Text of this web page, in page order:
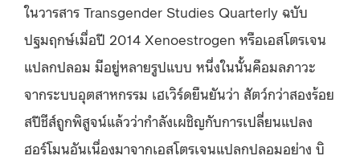
ในวารสาร Transgender Studies Quarterly ฉบับ
ปฐมฤกษ์เมื่อปี 2014 Xenoestrogen หรือเอสโตรเจน
แปลกปลอม มีอยู่หลายรูปแบบ หนึ่งในนั้นคือมลภาวะ
จากระบบอุตสาหกรรม เฮเวิร์ดยืนยันว่า สัตว์กว่าสองร้อย
สปีชีส์ถูกพิสูจน์แล้วว่ากำลังเผชิญกับการเปลี่ยนแปลง
ฮอร์โมนอันเนื่องมาจากเอสโตรเจนแปลกปลอมอย่าง บิ